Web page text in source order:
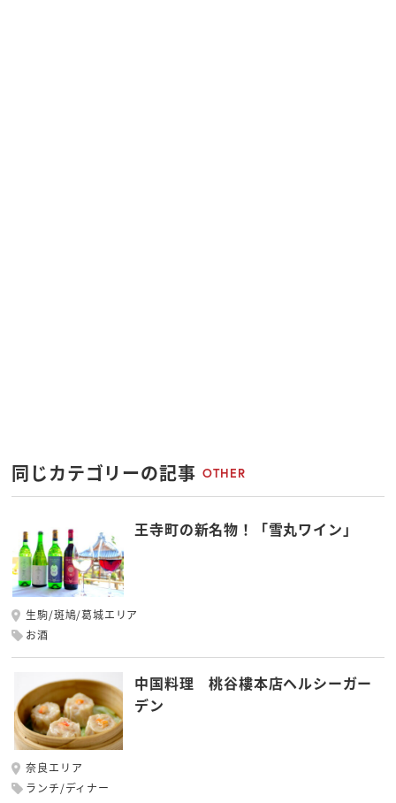
同じカテゴリーの記事 OTHER
王寺町の新名物！「雪丸ワイン」
生駒/斑鳩/葛城エリア
お酒
中国料理 桃谷樓本店ヘルシーガー
デン
奈良エリア
ランチ/ディナー